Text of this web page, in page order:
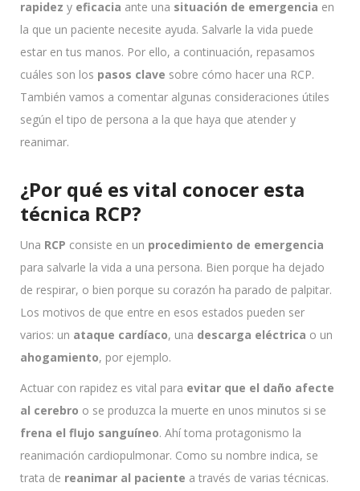
rapidez y eficacia ante una situación de emergencia en
la que un paciente necesite ayuda. Salvarle la vida puede
estar en tus manos. Por ello, a continuación, repasamos
cuáles son los pasos clave sobre cómo hacer una RCP.
También vamos a comentar algunas consideraciones útiles
según el tipo de persona a la que haya que atender y
reanimar.
¿Por qué es vital conocer esta
técnica RCP?
Una RCP consiste en un procedimiento de emergencia
para salvarle la vida a una persona. Bien porque ha dejado
de respirar, o bien porque su corazón ha parado de palpitar.
Los motivos de que entre en esos estados pueden ser
varios: un ataque cardíaco, una descarga eléctrica o un
ahogamiento, por ejemplo.
Actuar con rapidez es vital para evitar que el daño afecte
al cerebro o se produzca la muerte en unos minutos si se
frena el flujo sanguíneo. Ahí toma protagonismo la
reanimación cardiopulmonar. Como su nombre indica, se
trata de reanimar al paciente a través de varias técnicas.